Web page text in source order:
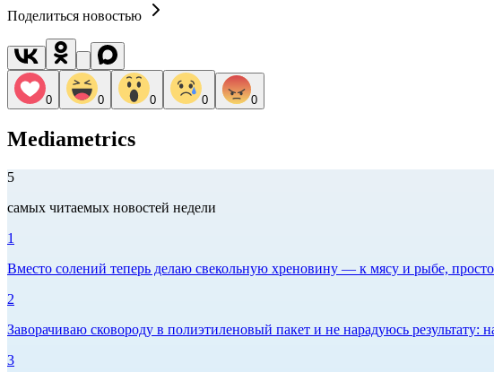
Поделиться новостью
0 0 0 0 0
Mediametrics
5
самых читаемых новостей недели
1
Вместо солений теперь делаю свекольную хреновину — к мясу и рыбе,
2
Заворачиваю сковороду в полиэтиленовый пакет и не нарадуюсь результату:
3